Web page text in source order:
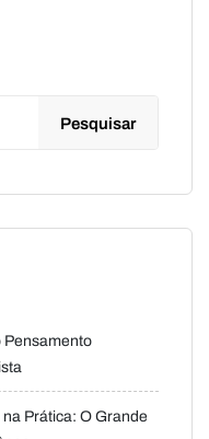
Pesquisar
Pensamento
Prática: O Grande